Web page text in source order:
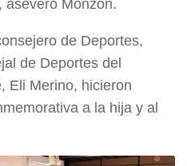
aseveró Monzón.
de Deportes,
de Deportes del
Eli Merino, hicieron
a la hija y al